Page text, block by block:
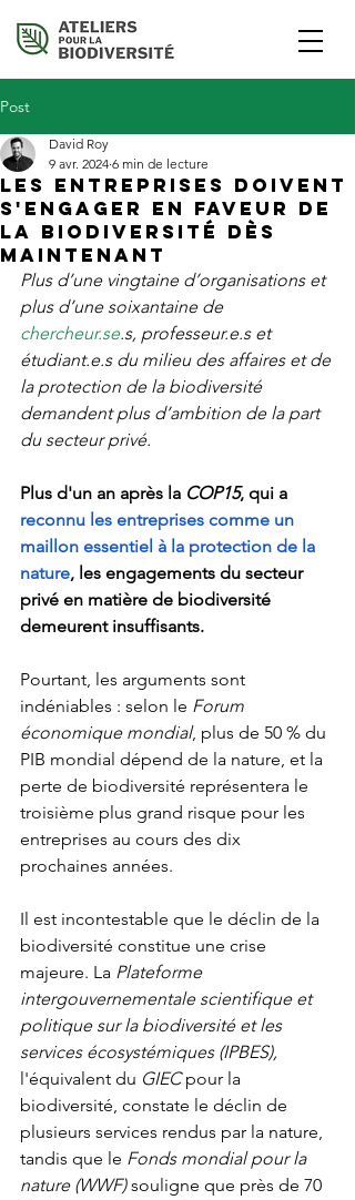
Post
Les entreprises doivent
s'engager en faveur de
la biodiversité dès
maintenant
David Roy
9 avr. 2024 6 min de lecture
Plus d’une vingtaine d’organisations et
plus d’une soixantaine de
chercheur.se.s, professeur.e.s et
étudiant.e.s du milieu des affaires et de
la protection de la biodiversité
demandent plus d’ambition de la part
du secteur privé.
Plus d'un an après la COP15, qui a
reconnu les entreprises comme un
maillon essentiel à la protection de la
nature, les engagements du secteur
privé en matière de biodiversité
demeurent insuffisants.
Pourtant, les arguments sont
indéniables : selon le Forum
économique mondial, plus de 50 % du
PIB mondial dépend de la nature, et la
perte de biodiversité représentera le
troisième plus grand risque pour les
entreprises au cours des dix
prochaines années.
Il est incontestable que le déclin de la
biodiversité constitue une crise
majeure. La Plateforme
intergouvernementale scientifique et
politique sur la biodiversité et les
services écosystémiques (IPBES),
l'équivalent du GIEC pour la
biodiversité, constate le déclin de
plusieurs services rendus par la nature,
tandis que le Fonds mondial pour la
nature (WWF) souligne que près de 70